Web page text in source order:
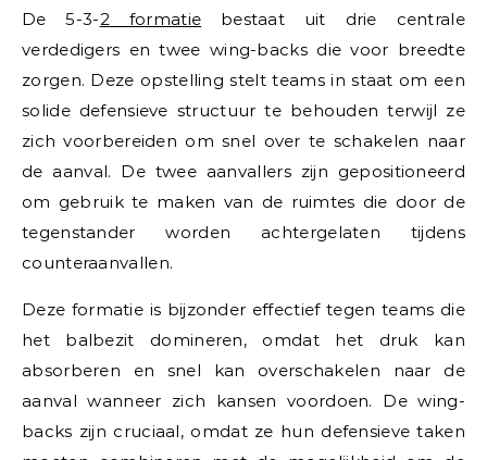
De 5-3-2 formatie bestaat uit drie centrale
verdedigers en twee wing-backs die voor breedte
zorgen. Deze opstelling stelt teams in staat om een
solide defensieve structuur te behouden terwijl ze
zich voorbereiden om snel over te schakelen naar
de aanval. De twee aanvallers zijn gepositioneerd
om gebruik te maken van de ruimtes die door de
tegenstander worden achtergelaten tijdens
counteraanvallen.
Deze formatie is bijzonder effectief tegen teams die
het balbezit domineren, omdat het druk kan
absorberen en snel kan overschakelen naar de
aanval wanneer zich kansen voordoen. De wing-
backs zijn cruciaal, omdat ze hun defensieve taken